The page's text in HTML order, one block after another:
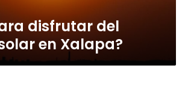
disfrutar del
en Xalapa?